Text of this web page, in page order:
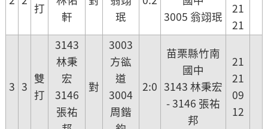
打
軒
珉
3005 翁翊珉
21
21
3 3
雙
打
3143
林秉
宏
3146
張祐
對
3003
方谹
道
3004
周鍇
2:0
苗栗縣竹南
國中
3143 林秉宏
- 3146 張祐
邦
21
21
09
12